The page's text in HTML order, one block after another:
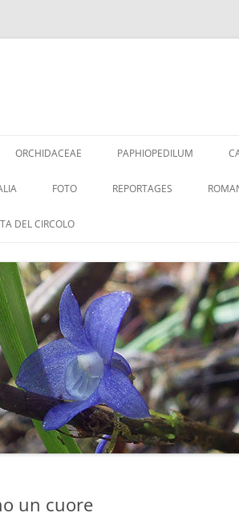
al
ORCHIDACEAE PAPHIOPEDILUM
FOTO REPORTAGES
DEL CIRCOLO
un cuore